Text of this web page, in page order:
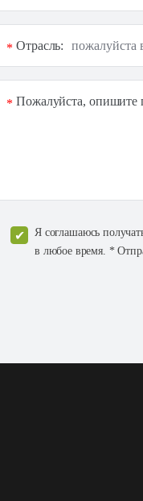
Отрасль:
*
Пожалуйста, опишите
*
Я соглашаюсь
в любое время. *